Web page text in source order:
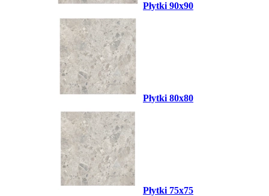
Płytki 90x90
Płytki 80x80
Płytki 75x75